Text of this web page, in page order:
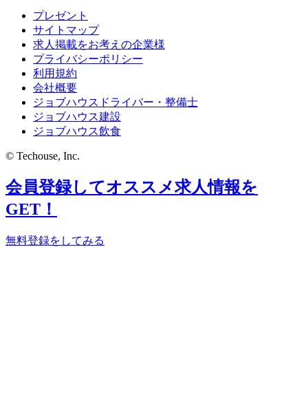
プレゼント
サイトマップ
求人掲載をお考えの企業様
プライバシーポリシー
利用規約
会社概要
ジョブハウスドライバー・整備士
ジョブハウス建設
ジョブハウス飲食
© Techouse, Inc.
会員登録してオススメ求人情報を
GET！
無料登録をしてみる